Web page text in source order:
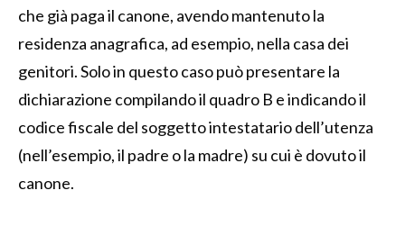
che già paga il canone, avendo mantenuto la
residenza anagrafica, ad esempio, nella casa dei
genitori. Solo in questo caso può presentare la
dichiarazione compilando il quadro B e indicando il
codice fiscale del soggetto intestatario dell’utenza
(nell’esempio, il padre o la madre) su cui è dovuto il
canone.